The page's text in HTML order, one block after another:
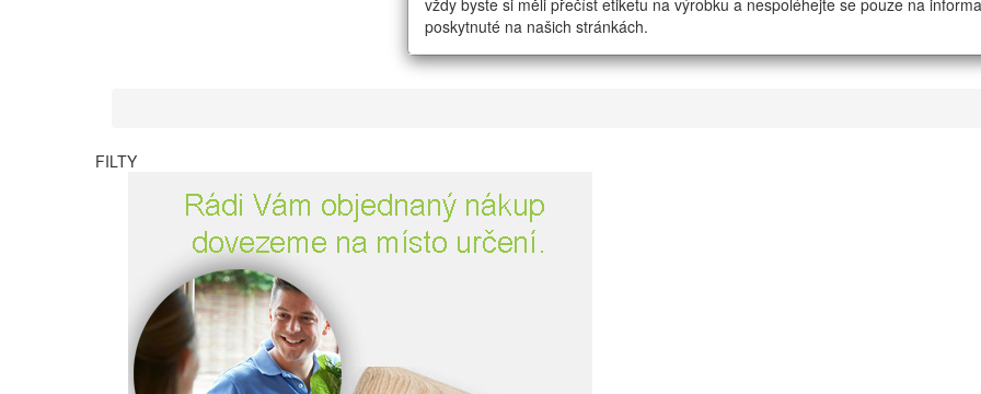
vždy byste si měli přečíst etiketu na výrobku a nespoléhejte se pouze na
poskytnuté na našich stránkách.
FILTY